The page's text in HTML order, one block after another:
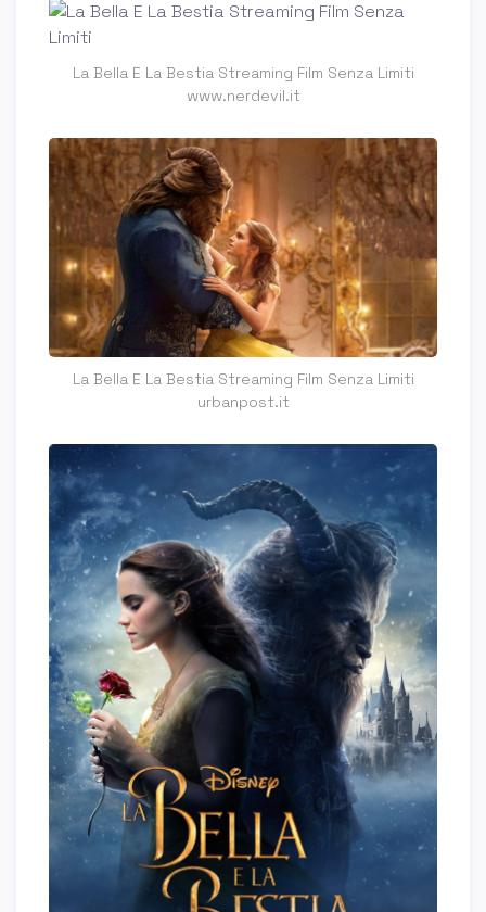
La Bella E La Bestia Streaming Film Senza Limiti
www.nerdevil.it
La Bella E La Bestia Streaming Film Senza Limiti
urbanpost.it